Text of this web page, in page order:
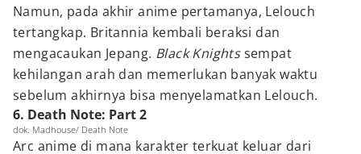
Namun, pada akhir anime pertamanya, Lelouch
tertangkap. Britannia kembali beraksi dan
mengacaukan Jepang. Black Knightssempat
kehilangan arah dan memerlukan banyak waktu
sebelum akhirnya bisa menyelamatkan Lelouch.
6. Death Note: Part 2
dok. Madhouse/ Death Note
Arc anime di mana karakter terkuat keluar dari